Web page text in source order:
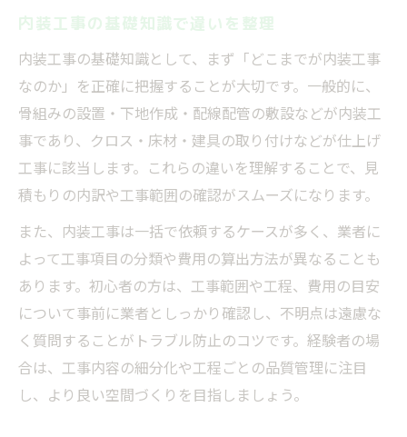
内装工事の基礎知識で違いを整理
内装工事の基礎知識として、まず「どこまでが内装工事
なのか」を正確に把握することが大切です。一般的に、
骨組みの設置・下地作成・配線配管の敷設などが内装工
事であり、クロス・床材・建具の取り付けなどが仕上げ
工事に該当します。これらの違いを理解することで、見
積もりの内訳や工事範囲の確認がスムーズになります。
また、内装工事は一括で依頼するケースが多く、業者に
よって工事項目の分類や費用の算出方法が異なることも
あります。初心者の方は、工事範囲や工程、費用の目安
について事前に業者としっかり確認し、不明点は遠慮な
く質問することがトラブル防止のコツです。経験者の場
合は、工事内容の細分化や工程ごとの品質管理に注目
し、より良い空間づくりを目指しましょう。